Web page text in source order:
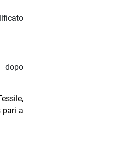
dopo
pari a